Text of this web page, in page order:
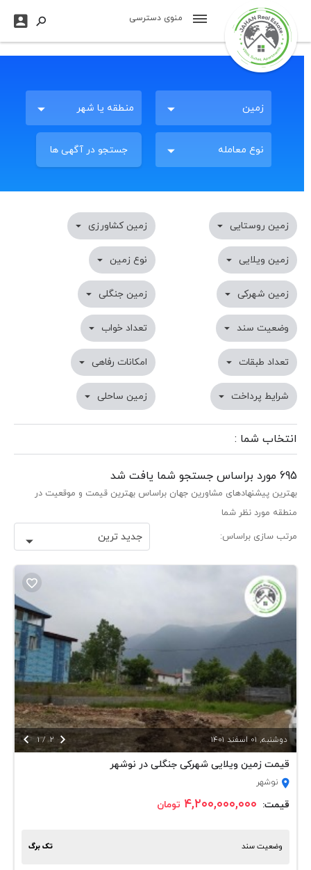
منوی دسترسی 

زمین منطقه یا شهر
نوع معامله جستجو در آگهی ها
زمین روستایی  زمین کشاورزی 
زمین ویلایی  نوع زمین 
زمین شهرکی  زمین جنگلی 
وضعیت سند  تعداد خواب 
تعداد طبقات  امکانات رفاهی 
شرایط پرداخت  زمین ساحلی 
انتخاب شما :
695 مورد براساس جستجو شما یافت شد
بهترین پیشنهادهای مشاورین جهان براساس بهترین قیمت و موقعیت در
منطقه مورد نظر شما
مرتب سازی براساس:
جدید ترین
  دوشنبه, 01 اسفند 1401 2
/
1
قیمت زمین ویلایی شهرکی جنگلی در نوشهر
نوشهر
قیمت: ۴,۲۰۰,۰۰۰,۰۰۰ تومان
تک برگ وضعیت سند